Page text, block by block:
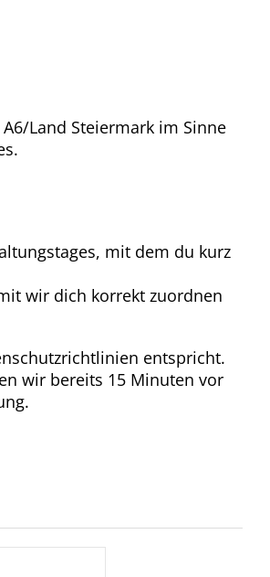
Land Steiermark im Sinne
mit dem du kurz
wir dich korrekt zuordnen
entspricht.
wir bereits 15 Minuten vor